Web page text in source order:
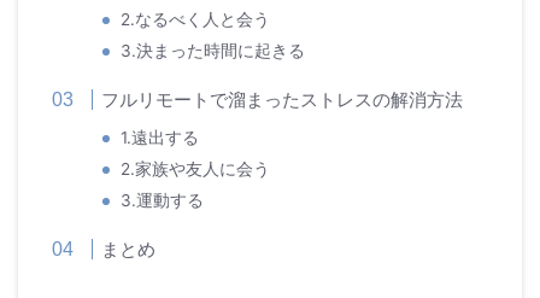
2.なるべく人と会う
3.決まった時間に起きる
フルリモートで溜まったストレスの解消方法
1.遠出する
2.家族や友人に会う
3.運動する
まとめ